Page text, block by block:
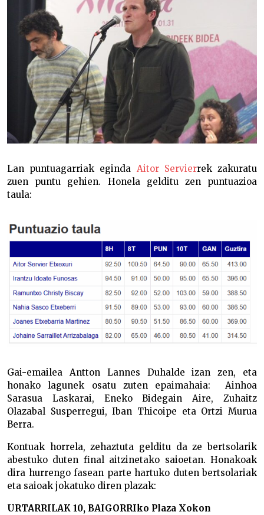
Lan puntuagarriak eginda Aitor Servierrek zakuratu
zuen puntu gehien. Honela gelditu zen puntuazioa
taula:
Gai-emailea Antton Lannes Duhalde izan zen, eta
honako lagunek osatu zuten epaimahaia: Ainhoa
Sarasua Laskarai, Eneko Bidegain Aire, Zuhaitz
Olazabal Susperregui, Iban Thicoipe eta Ortzi Murua
Berra.
Kontuak horrela, zehaztuta gelditu da ze bertsolarik
abestuko duten final aitzinetako saioetan. Honakoak
dira hurrengo fasean parte hartuko duten bertsolariak
eta saioak jokatuko diren plazak:
URTARRILAK 10, BAIGORRIko Plaza Xokon